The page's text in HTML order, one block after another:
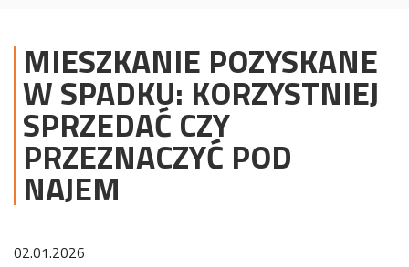
MIESZKANIE POZYSKANE
W SPADKU: KORZYSTNIEJ
SPRZEDAĆ CZY
PRZEZNACZYĆ POD
NAJEM
02.01.2026